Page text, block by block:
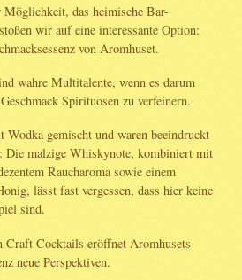
Möglichkeit, das heimische Bar-
wir auf eine interessante Option:
von Aromhuset.
wahre Multitalente, wenn es darum
Spirituosen zu verfeinern.
Wodka gemischt und waren beeindruckt
Die malzige Whiskynote, kombiniert mit
Raucharoma sowie einem
lässt fast vergessen, dass hier keine
sind.
Craft Cocktails eröffnet Aromhusets
neue Perspektiven.